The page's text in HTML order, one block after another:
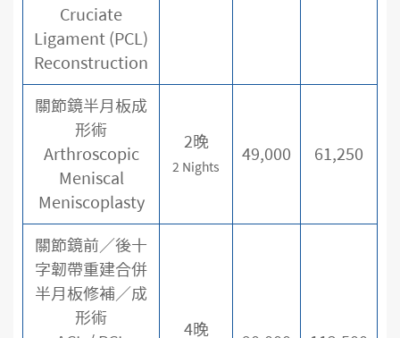
Cruciate
Ligament (PCL)
Reconstruction
關節鏡半月板成
形術
Arthroscopic
Meniscal
Meniscoplasty
2晚
2 Nights
49,000 61,250
關節鏡前／後十
字韌帶重建合併
半月板修補／成
形術
4晚